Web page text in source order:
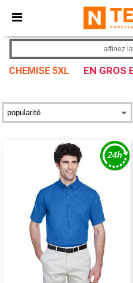
× Appli Ntextil
Meilleurs prix sur l’app !
CHEMISE 5XL EN GROS
affinez